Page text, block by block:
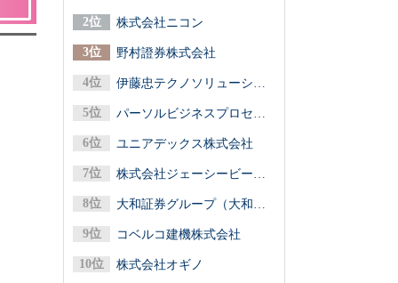
株式会社ニコン
野村證券株式会社
伊藤忠テクノソリューションズ株式会社
パーソルビジネスプロセスデザイン株式会社
ユニアデックス株式会社
株式会社ジェーシービー（ＪＣＢ）
大和証券グループ（大和証券／大和アセットマネジメント／大和総研）
コベルコ建機株式会社
株式会社オギノ